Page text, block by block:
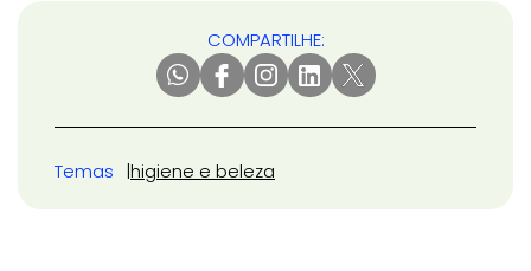
COMPARTILHE:
Temas higiene e beleza